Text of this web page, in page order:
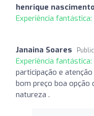
henrique
Experiência fantástica:
Janaina Soares
Experiência fantástica:
participação e
bom preço boa
natureza .